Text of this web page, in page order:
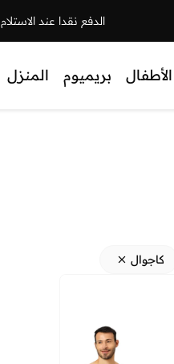
الدفع نقدا عند الاستلام
الأطفال بريميوم المنزل
كاجوال